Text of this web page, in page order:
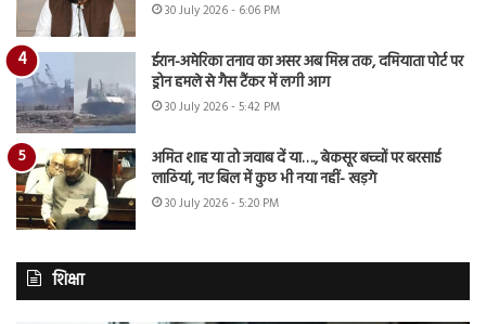
30 July 2026 - 6:06 PM
ईरान-अमेरिका तनाव का असर अब मिस्र तक, दमियाता पोर्ट पर
ड्रोन हमले से गैस टैंकर में लगी आग
30 July 2026 - 5:42 PM
अमित शाह या तो जवाब दें या…., बेकसूर बच्चों पर बरसाई
लाठियां, नए बिल में कुछ भी नया नहीं- खड़गे
30 July 2026 - 5:20 PM
शिक्षा